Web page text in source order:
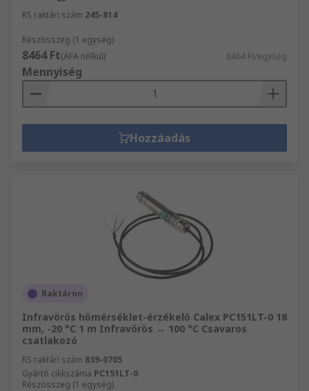
RS raktári szám 245-814
Részösszeg (1 egység)
8464 Ft(ÁFA nélkül) 8464 Ft/egység
Mennyiség
Hozzáadás
Raktáron
Infravörös hőmérséklet-érzékelő Calex PC151LT-0 18
mm, -20 °C 1 m Infravörös → 100 °C Csavaros
csatlakozó
RS raktári szám 839-0705
Gyártó cikkszáma PC151LT-0
Részösszeg (1 egység)